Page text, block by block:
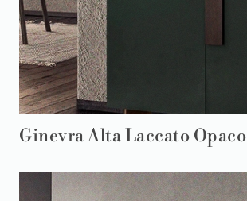
Ginevra Alta Laccato Opaco